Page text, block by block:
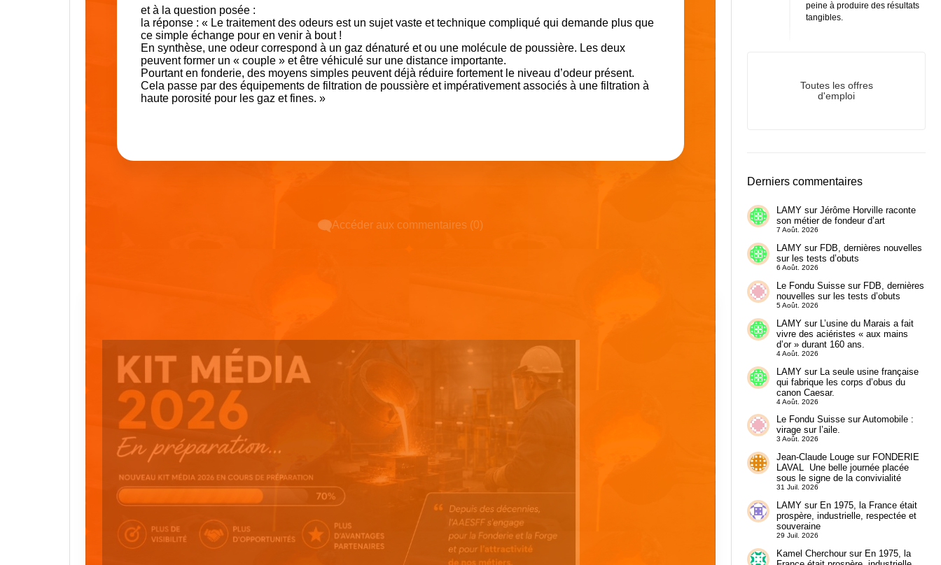
et à la question posée :
la réponse : « Le traitement des odeurs est un sujet vaste et technique compliqué qui demande plus que
ce simple échange pour en venir à bout !
En synthèse, une odeur correspond à un gaz dénaturé et ou une molécule de poussière. Les deux
peuvent former un « couple » et être véhiculé sur une distance importante.
Pourtant en fonderie, des moyens simples peuvent déjà réduire fortement le niveau d’odeur présent.
Cela passe par des équipements de filtration de poussière et impérativement associés à une filtration à
haute porosité pour les gaz et fines. »
Accéder aux commentaires (0)
peine à produire des résultats
tangibles.
Toutes les offres
d'emploi
Derniers commentaires
LAMYsur Jérôme Horville raconte
son métier de fondeur d’art
7 Août. 2026
LAMYsur FDB, dernières nouvelles
sur les tests d’obuts
6 Août. 2026
Le Fondu Suissesur FDB, dernières
nouvelles sur les tests d’obuts
5 Août. 2026
LAMYsur L’usine du Marais a fait
vivre des aciéristes « aux mains
d’or » durant 160 ans.
4 Août. 2026
LAMYsur La seule usine française
qui fabrique les corps d’obus du
canon Caesar.
4 Août. 2026
Le Fondu SuissesurAutomobile :
virage sur l’aile.
3 Août. 2026
Jean-Claude Lougesur FONDERIE
LAVAL Une belle journée placée
sous le signe de la convivialité
31 Juil. 2026
LAMYsur En 1975, la France était
prospère, industrielle, respectée et
souveraine
29 Juil. 2026
Kamel Cherchoursur En 1975, la